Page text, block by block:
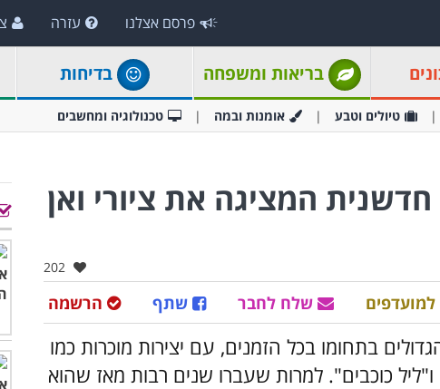
פרסם אצלנו עזרה
בריאות ומשפחה בדיחות
טיולים וטבע אומנות ובמה טכנולוגיה ומחשבים
המציגה את ציורי ואן
אהבו:
202
הרשמה שתף שלח לחבר
בתחומו בכל הזמנים, עם יצירות מוכרות כמו
ו"ליל כוכבים". למרות שעברו שנים רבות מאז שהוא